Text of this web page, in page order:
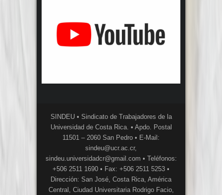
SINDEU • Sindicato de Trabajadores de la
Universidad de Costa Rica. • Apdo. Postal
11501 – 2060 San Pedro • E-Mail:
sindeu@ucr.ac.cr,
sindeu.universidadcr@gmail.com • Teléfonos:
+506 2511 1690 • Fax: +506 2511 5253 •
Dirección: San José, Costa Rica, América
Central, Ciudad Universitaria Rodrigo Facio,